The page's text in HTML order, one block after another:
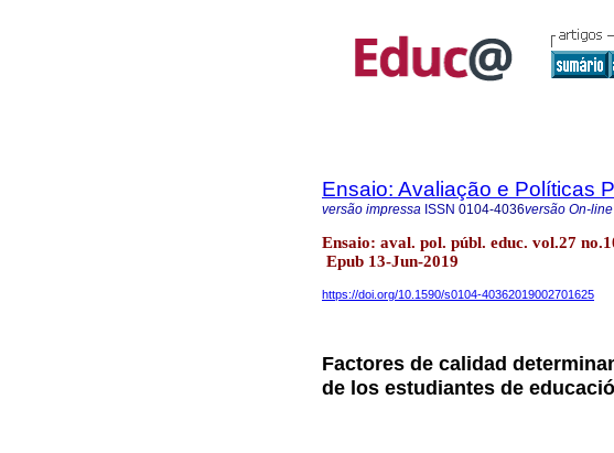
Ensaio: Avaliação e Políticas
versão impressa ISSN 0104-4036versão On-line
Ensaio: aval. pol. públ. educ. vol.27
Epub 13-Jun-2019
https://doi.org/10.1590/s0104-40362019002701625
Factores de calidad
de los estudiantes de